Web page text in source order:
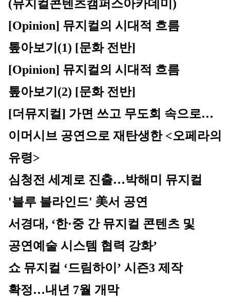
(뮤지컬콘텐츠캠퍼스아카데미)
[Opinion] 뮤지컬의 시대적 흐름
톺아보기(1) [문화 전반]
[Opinion] 뮤지컬의 시대적 흐름
톺아보기(2) [문화 전반]
[더뮤지컬] 가면 쓰고 무도회 속으로…
이머시브 공연으로 재탄생한 <오페라의
유령>
심청전 세계로 진출…박해미 뮤지컬
'블루 블라인드' 美서 공연
서경대, ‘한·중 간 뮤지컬 콘텐츠 및
공연예술 시스템 협력 강화’
쇼 뮤지컬 ‘드림하이’ 시즌3 제작
확정…내년 7월 개막